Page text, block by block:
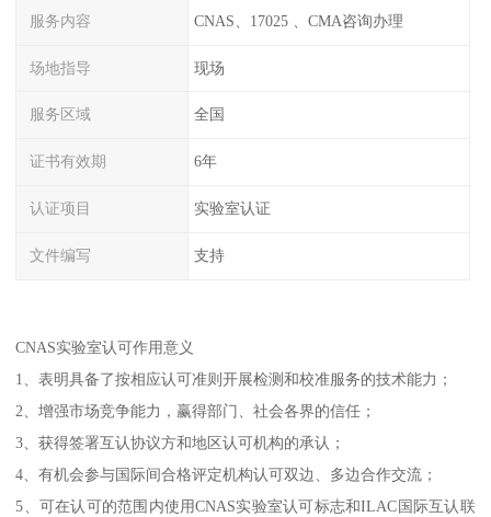
服务内容 CNAS、17025 、CMA咨询办理
场地指导 现场
服务区域 全国
证书有效期 6年
认证项目 实验室认证
文件编写 支持
CNAS实验室认可作用意义
1、表明具备了按相应认可准则开展检测和校准服务的技术能力；
2、增强市场竞争能力，赢得部门、社会各界的信任；
3、获得签署互认协议方和地区认可机构的承认；
4、有机会参与国际间合格评定机构认可双边、多边合作交流；
5、可在认可的范围内使用CNAS实验室认可标志和ILAC国际互认联